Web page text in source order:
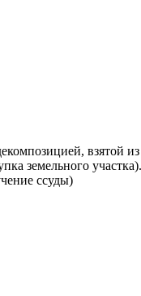
взятой
земельного
ссуды)